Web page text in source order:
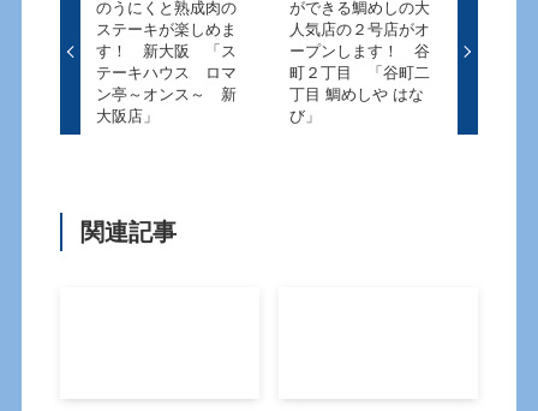
のうにくと熟成肉の
ステーキが楽しめま
す！ 新大阪 「ス
テーキハウス ロマ
ン亭～オンス～ 新
大阪店」
ができる鯛めしの大
人気店の２号店がオ
ープンします！ 谷
町２丁目 「谷町二
丁目 鯛めしや はな
び」
関連記事